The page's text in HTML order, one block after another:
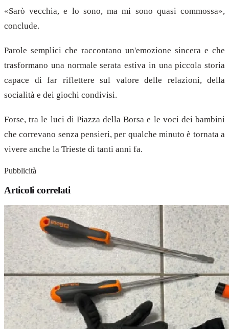
«Sarò vecchia, e lo sono, ma mi sono quasi commossa»,
conclude.
Parole semplici che raccontano un'emozione sincera e che
trasformano una normale serata estiva in una piccola storia
capace di far riflettere sul valore delle relazioni, della
socialità e dei giochi condivisi.
Forse, tra le luci di Piazza della Borsa e le voci dei bambini
che correvano senza pensieri, per qualche minuto è tornata a
vivere anche la Trieste di tanti anni fa.
Pubblicità
Articoli correlati